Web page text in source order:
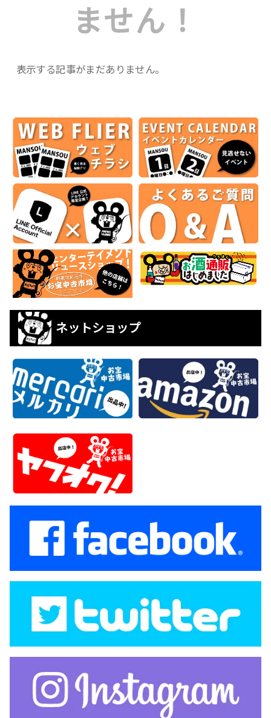
ません！
表示する記事がまだありません。
ネットショップ